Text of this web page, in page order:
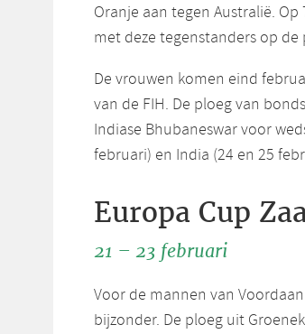
Oranje aan tegen Australië.
met deze tegenstanders op de
De vrouwen komen eind
van de FIH. De ploeg van
Indiase Bhubaneswar voor
februari) en India (24 en 25
Europa Cup
21 – 23 februari
Voor de mannen van
bijzonder. De ploeg uit